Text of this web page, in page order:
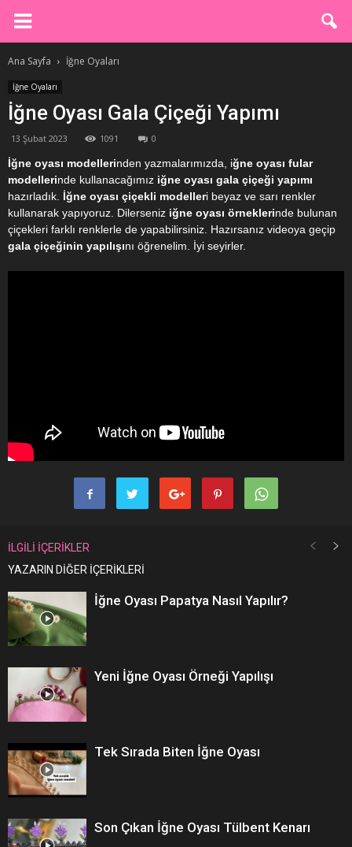
Ana Sayfa İğne Oyaları
İğne Oyaları
İğne Oyası Gala Çiçeği Yapımı
13 Şubat 2023 1091 0
İğne oyası modellerinden yazmalarımızda, iğne oyası fular
modellerinde kullanacağımız iğne oyası gala çiçeği yapımı
hazırladık. İğne oyası çiçekli modelleri beyaz ve sarı renkler
kullanarak yapıyoruz. Dilerseniz iğne oyası örneklerinde bulunan
çiçekleri farklı renklerle de yapabilirsiniz. Hazırsanız videoya geçip
gala çiçeğinin yapılışını öğrenelim. İyi seyirler.
İLGİLİ İÇERİKLER
YAZARIN DİĞER İÇERİKLERİ
İğne Oyası Papatya Nasıl Yapılır?
Yeni İğne Oyası Örneği Yapılışı
Tek Sırada Biten İğne Oyası
Son Çıkan İğne Oyası Tülbent Kenarı